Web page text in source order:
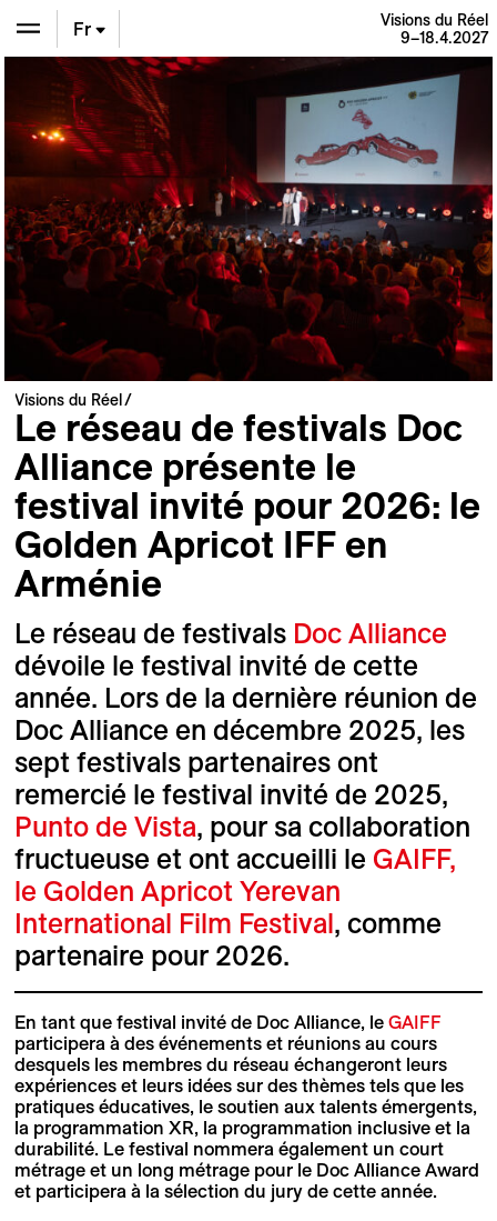
En
De
Fr
Visions du Réel
9–18.4.2027
Visions du Réel
Le réseau de festivals Doc
Alliance présente le
festival invité pour 2026: le
Golden Apricot IFF en
Arménie
Le réseau de festivals Doc Alliance
dévoile le festival invité de cette
année. Lors de la dernière réunion de
Doc Alliance en décembre 2025, les
sept festivals partenaires ont
remercié le festival invité de 2025,
Punto de Vista, pour sa collaboration
fructueuse et ont accueilli le GAIFF,
le Golden Apricot Yerevan
International Film Festival, comme
partenaire pour 2026.
En tant que festival invité de Doc Alliance, le GAIFF
participera à des événements et réunions au cours
desquels les membres du réseau échangeront leurs
expériences et leurs idées sur des thèmes tels que les
pratiques éducatives, le soutien aux talents émergents,
la programmation XR, la programmation inclusive et la
durabilité. Le festival nommera également un court
métrage et un long métrage pour le Doc Alliance Award
et participera à la sélection du jury de cette année.